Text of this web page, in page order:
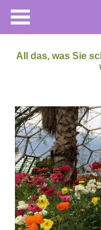
All das, was Sie